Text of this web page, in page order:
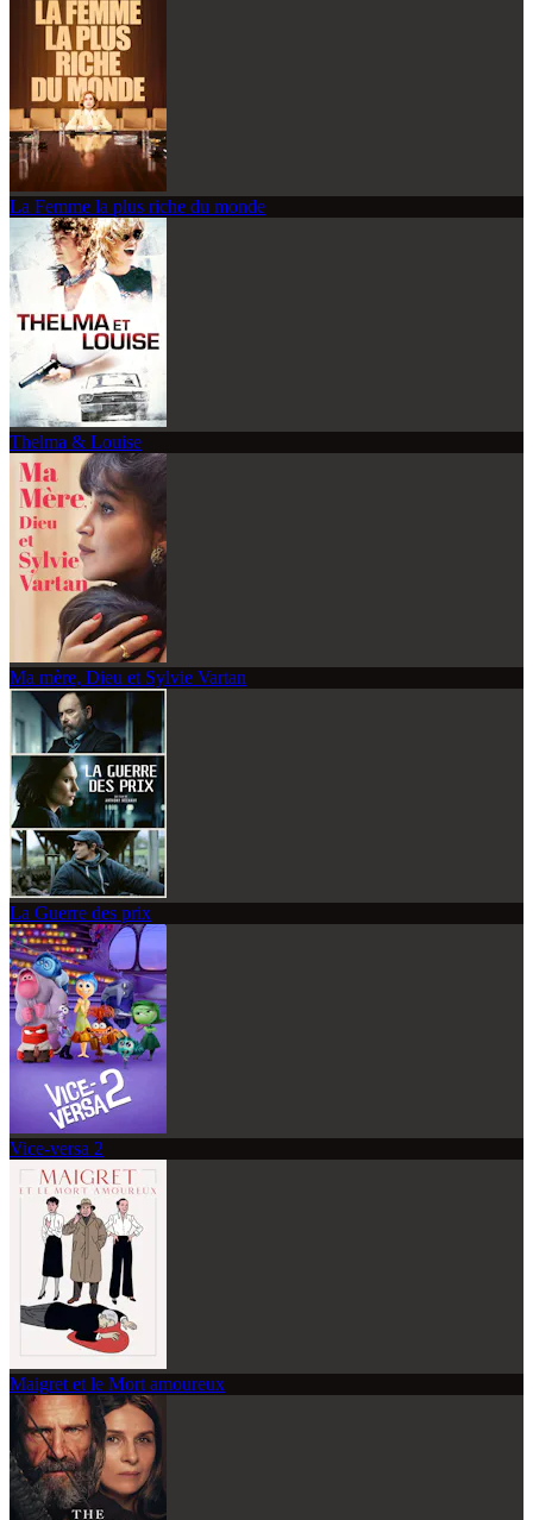
La Femme la plus riche du monde
Thelma & Louise
Ma mère, Dieu et Sylvie Vartan
La Guerre des prix
Vice-versa 2
Maigret et le Mort amoureux